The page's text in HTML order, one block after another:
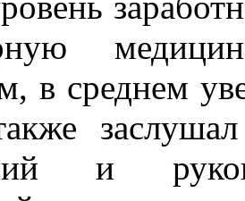
в среднем
и